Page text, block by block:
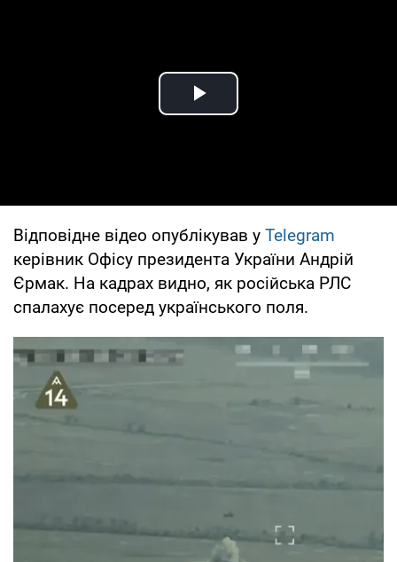
Play Video
Відповідне відео опублікував у Telegram
керівник Офісу президента України Андрій
Єрмак. На кадрах видно, як російська РЛС
спалахує посеред українського поля.